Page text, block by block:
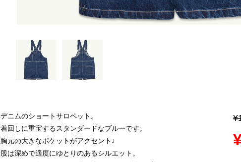
デニムのショートサロペット。
着回しに重宝するスタンダードなブルーです。
胸元の大きなポケットがアクセント♩
股は深めで適度にゆとりのあるシルエット。